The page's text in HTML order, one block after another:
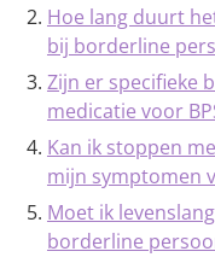
Hoe lang duurt
bij borderline
Zijn er specifieke
medicatie voor
Kan ik stoppen
mijn symptomen
Moet ik
borderline